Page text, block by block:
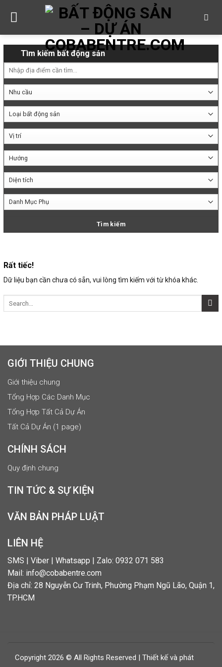
Rất tiếc!
Dữ liệu bạn cần chưa có sẵn, vui lòng tìm kiếm với từ khóa khác.
Tìm kiếm bất động sản
GIỚI THIỆU CHUNG
Giới thiệu chung
Tổng Hợp Các Danh Mục
Tổng Hợp Tất Cả Dự Án
Tất Cả Dự Án (1 page)
CHÍNH SÁCH
Quy định chung
TIN TỨC & SỰ KIỆN
VĂN BẢN PHÁP LUẬT
LIÊN HỆ
SMS | Viber | Whatsapp | Zalo: 0932 071 583
Mail: info@cobabentre.com
Địa chỉ: 28 Nguyễn Cư Trinh, Phường Phạm Ngũ Lão, Quận 1,
TP.HCM
Copyright 2026 © All Rights Reserved | Thiết kế và phát